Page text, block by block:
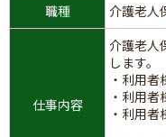
職種 介護老人
仕事内容
介護老人
します。
・利用
・利用者
・利用